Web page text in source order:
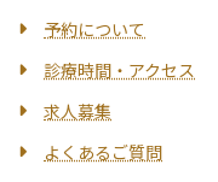
予約について
診療時間・アクセス
求人募集
よくあるご質問